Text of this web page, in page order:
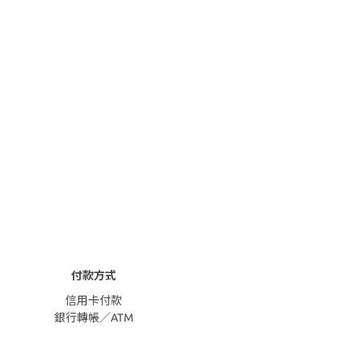
付款方式
信用卡付款
銀行轉帳／ATM